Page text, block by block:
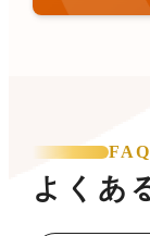
FAQ
よくあ